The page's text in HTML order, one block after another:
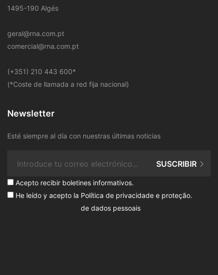
1495-190 Algés
geral@rna.com.pt
comercial@rna.com.pt
​(+351) 210 443 600*
(*Coste de llamada a red fija nacional)
Newsletter
Esté siempre al día con nuestras últimas noticias
Acepto recibir boletines informativos.
He leído y acepto la Política de privacidade e proteção
de dados pessoais
.
SUSCRIBIR